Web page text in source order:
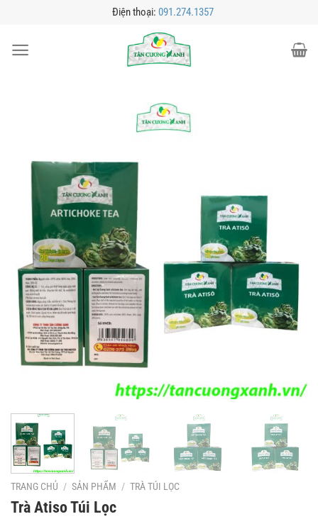
nội
Điện thoại: 091.274.1357
TRANG CHỦ / SẢN PHẨM / TRÀ TÚI LỌC
Trà Atiso Túi Lọc